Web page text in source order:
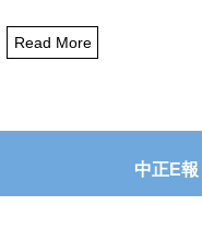
Read More
中正E報